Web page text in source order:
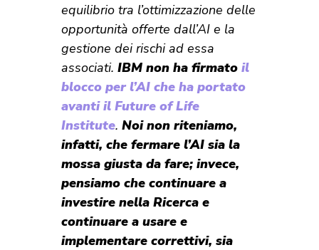
equilibrio tra l’ottimizzazione delle
opportunità offerte dall’AI e la
gestione dei rischi ad essa
associati. IBM non ha firmato il
blocco per l’AI che ha portato
avanti il Future of Life
Institute. Noi non riteniamo,
infatti, che fermare l’AI sia la
mossa giusta da fare; invece,
pensiamo che continuare a
investire nella Ricerca e
continuare a usare e
implementare correttivi, sia